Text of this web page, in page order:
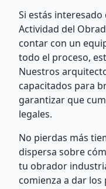
Si estás
Actividad del
contar con un
todo el proceso,
Nuestros
capacitados para
garantizar que
legales.
No pierdas más
dispersa sobre
tu obrador
comienza a dar los